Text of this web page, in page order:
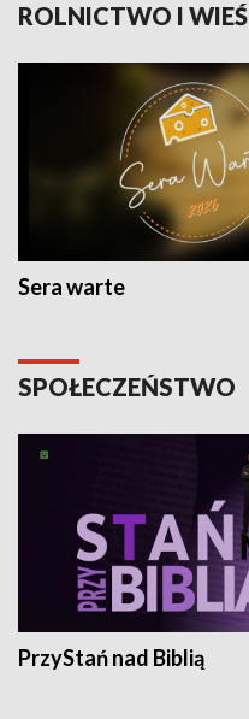
ROLNICTWO I WIEŚ
Sera warte
SPOŁECZEŃSTWO
PrzyStań nad Biblią